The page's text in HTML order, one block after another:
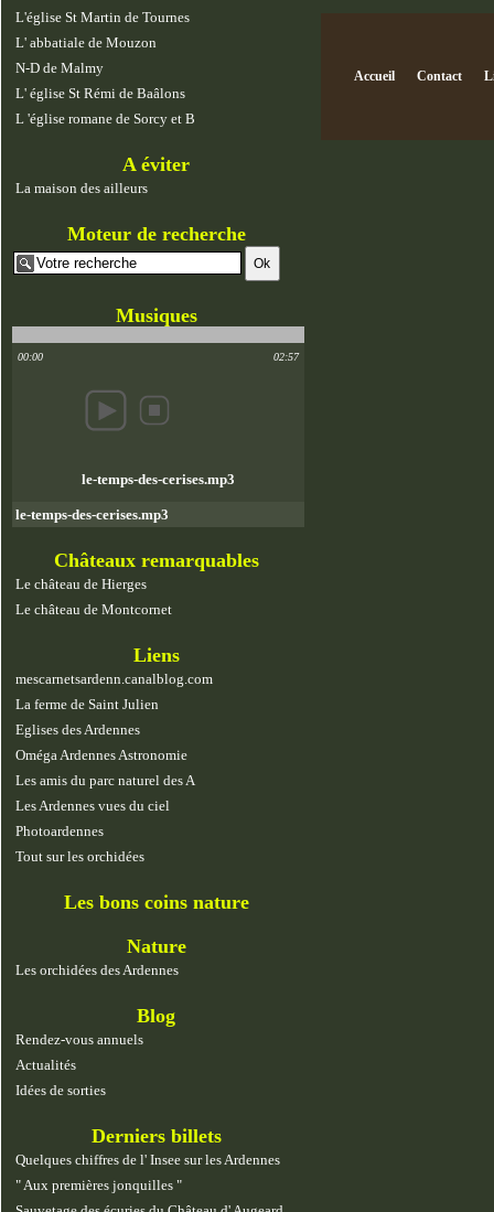
L'église St Martin de Tournes
L' abbatiale de Mouzon
N-D de Malmy
L' église St Rémi de Baâlons
L 'église romane de Sorcy et B
A éviter
La maison des ailleurs
Moteur de recherche
Musiques
00:00 02:57
le-temps-des-cerises.mp3
le-temps-des-cerises.mp3
Châteaux remarquables
Le château de Hierges
Le château de Montcornet
Liens
mescarnetsardenn.canalblog.com
La ferme de Saint Julien
Eglises des Ardennes
Oméga Ardennes Astronomie
Les amis du parc naturel des A
Les Ardennes vues du ciel
Photoardennes
Tout sur les orchidées
Les bons coins nature
Nature
Les orchidées des Ardennes
Blog
Rendez-vous annuels
Actualités
Idées de sorties
Derniers billets
Quelques chiffres de l' Insee sur les Ardennes
" Aux premières jonquilles "
Accueil Contact